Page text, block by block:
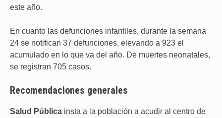
este año.
En cuanto las defunciones infantiles, durante la semana
24 se notifican 37 defunciones, elevando a 923 el
acumulado en lo que va del año. De muertes neonatales,
se registran 705 casos.
Recomendaciones generales
Salud Pública insta a la población a acudir al centro de